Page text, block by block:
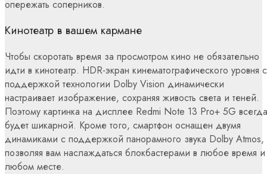
опережать соперников.
Кинотеатр в вашем кармане
Чтобы скоротать время за просмотром кино не обязательно
идти в кинотеатр. HDR-экран кинематографического уровня с
поддержкой технологии Dolby Vision динамически
настраивает изображение, сохраняя живость света и теней.
Поэтому картинка на дисплее Redmi Note 13 Pro+ 5G всегда
будет шикарной. Кроме того, смартфон оснащен двумя
динамиками с поддержкой панорамного звука Dolby Atmos,
позволяя вам наслаждаться блокбастерами в любое время
любом месте.